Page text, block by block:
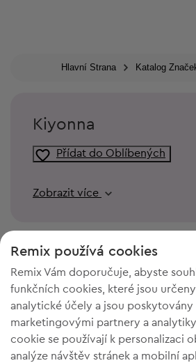
Hlavní Strana Katalog
Kiyonna
Přídat do Oblíbených
Zobrazit více
Remix používá cookies
Remix Vám doporučuje, abyste
funkčních cookies, které jsou
analytické účely a jsou poskytovány
marketingovými partnery a
cookie se používají k personalizaci
analýze návštěv stránek a mobilní